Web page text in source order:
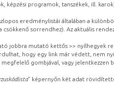
képzési programok, tanszékek, ill.
eredménylistái általában a
csökkenő sorrendhez). Az aktuális
jobbra mutató kettős >> nyílhegyek
hogy egy link már védett, nem
megfelelő gombjával, vagy
” képernyőn két adat